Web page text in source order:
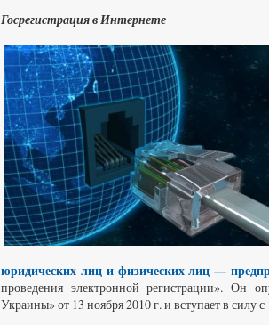
Госрегистрация в Интернете
юридических лиц и физических лиц —
проведения электронной регистрации». Он
Украины» от 13 ноября 2010 г. и вступает в силу с